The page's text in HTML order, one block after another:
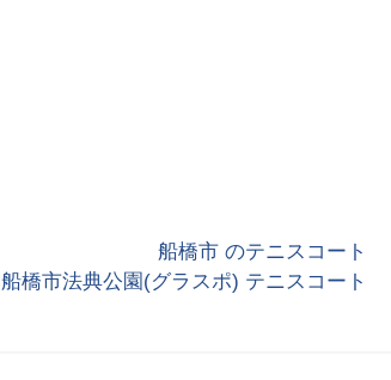
船橋市 のテニスコート
船橋市法典公園(グラスポ) テニスコート